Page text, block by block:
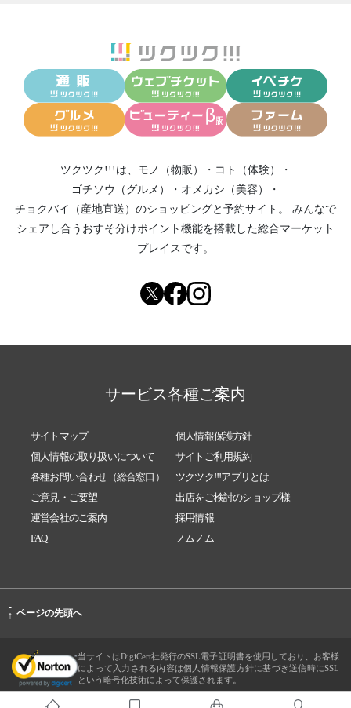
ツクツク!!!は、 モノ（物販） ・ コト（体験）
・
ゴチソウ（グルメ）
・ オメカシ（美容）
・
チョクバイ（産地直送） のショッピングと予約サイト。
みんなで
シェアし合う おすそ分けポイント機能を搭載した総合マーケット
プレイスです。
サービス各種ご案内
サイトマップ
個人情報保護方針
個人情報の取り扱いについて
サイトご利用規約
各種お問い合わせ（総合窓口）
ツクツク!!!アプリとは
ご意見・ご要望
出店をご検討のショップ様
運営会社のご案内
採用情報
FAQ
ノムノム
-
↑ ページの先頭へ
当サイトはDigiCert社発行のSSL電子証明書を使用しており、お客様
によって入力される内容は個人情報保護方針に基づき送信時にSSL
という暗号化技術によって保護されます。